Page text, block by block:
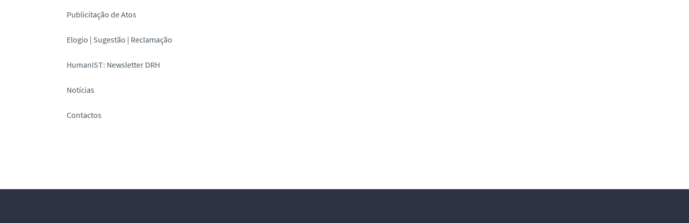
Publicitação de Atos
Elogio | Sugestão | Reclamação
HumanIST: Newsletter DRH
Notícias
Contactos